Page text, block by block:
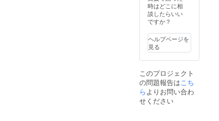
時はどこに相
談したらいい
ですか？
ヘルプページを
見る
このプロジェクト
の問題報告はこち
らよりお問い合わ
せください